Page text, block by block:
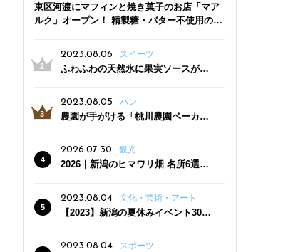
東区河渡にマフィンと焼き菓子のお店「マア
ルク」オープン！ 精製糖・バター不使用の体
2023.08.06
スイーツ
ふわふわの天然氷に果実ソースがた
三条駅近くにオープン
2023.08.05 パン
農園が手がける「桃川農園ベーカリ
った焼きたてパンのほか、ジェラー
トやスムージーも
2026.07.30 観光
2026｜新潟のヒマワリ畑 名所6選
2023.08.04
文化・芸術・アート
【2023】新潟の夏休みイベント30
2023.08.04
スポーツ